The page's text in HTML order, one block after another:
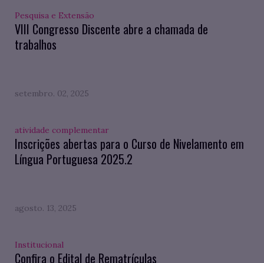
Pesquisa e Extensão
VIII Congresso Discente abre a chamada de
trabalhos
setembro. 02, 2025
atividade complementar
Inscrições abertas para o Curso de Nivelamento em
Língua Portuguesa 2025.2
agosto. 13, 2025
Institucional
Confira o Edital de Rematrículas